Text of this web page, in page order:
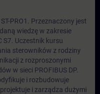
PRO1. Przeznaczony jest
wiedzę w zakresie
S7. Uczestnik kursu
sterowników z rodziny
z rozproszonymi
w sieci PROFIBUS DP.
i rozbudowuje
i zarządza dużymi